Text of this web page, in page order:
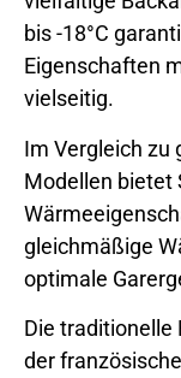
bis -18°C
Eigenschaften
vielseitig.
Im Vergleich zu
Modellen bietet
gleichmäßige
optimale
Die traditionelle
der